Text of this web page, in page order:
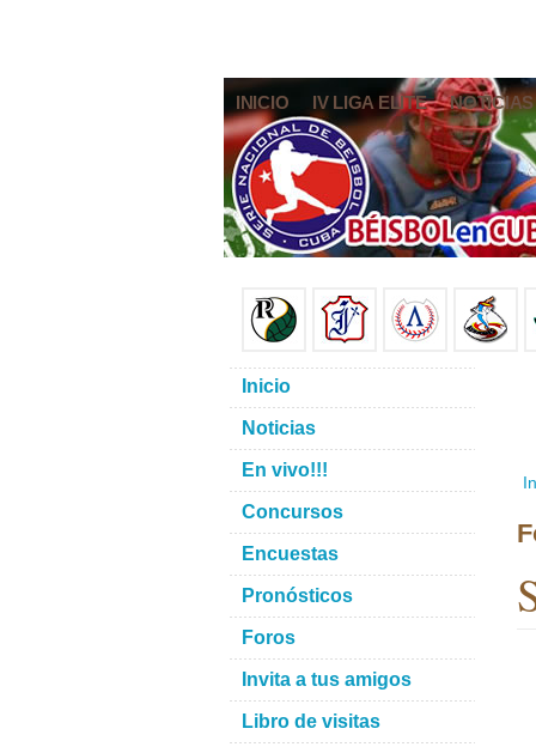
INICIO IV LIGA ELITE NOTICIAS
Inicio
Noticias
En vivo!!!
Concursos
Encuestas
Pronósticos
Foros
Invita a tus amigos
Libro de visitas